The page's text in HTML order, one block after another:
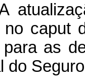
no caput
para as
do